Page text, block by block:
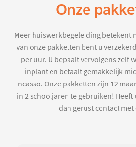
Onze
Meer huiswerkbegeleiding betekent
van onze pakketten bent u
per uur. U bepaalt vervolgens zelf
inplant en betaalt gemakkelijk
incasso. Onze pakketten zijn 12
in 2 schooljaren te gebruiken! Heeft
dan gerust contact met